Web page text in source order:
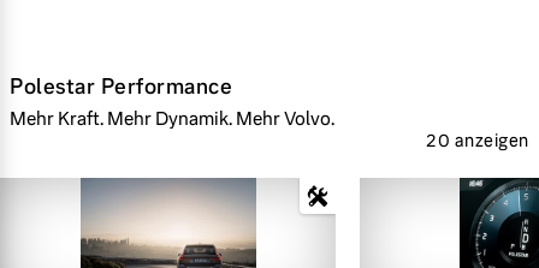
Polestar Performance
Mehr Kraft. Mehr Dynamik. Mehr Volvo.
20 anzeigen